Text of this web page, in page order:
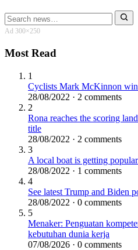
Search
for:
Ad 300×250
Most Read
1
Cyclists Mark McKinnon
28/08/2022 · 2 comments
2
Rona reaches the scoring
title
28/08/2022 · 2 comments
3
A local boat is getting
28/08/2022 · 1 comments
4
See latest Trump and Biden
28/08/2022 · 0 comments
5
Menaker: Penguatan
kebutuhan dunia kerja
07/08/2026 · 0 comments